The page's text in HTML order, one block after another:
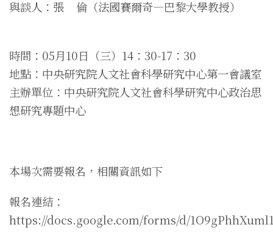
與談人：張 倫（法國賽爾奇—巴黎大學教授）
時間：05月10日（三）14：30-17：30
地點：中央研究院人文社會科學研究中心第一會議室
主辦單位：中央研究院人文社會科學研究中心政治思
想研究專題中心
本場次需要報名，相關資訊如下
報名連結：
https://docs.google.com/forms/d/